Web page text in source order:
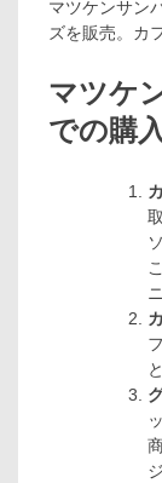
マツケンサン
ズを販売。カ
マツケ
での購